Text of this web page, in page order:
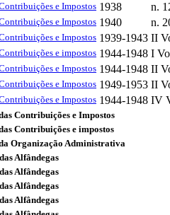
e Impostos 1938 n.
e Impostos 1940 n.
e Impostos 1939-1943 II
e impostos 1944-1948 I
e Impostos 1944-1948 II
e Impostos 1949-1953 II
e Impostos 1944-1948 IV
Contribuições e Impostos
Contribuições e impostos
Organização Administrativa
Alfândegas
Alfândegas
Alfândegas
Alfândegas